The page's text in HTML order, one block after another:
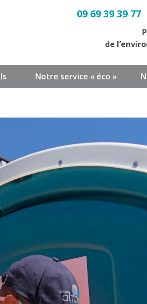
09 69 39 39 77
de
Notre service « éco »